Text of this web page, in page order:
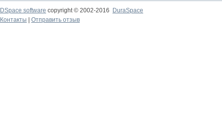
DSpace software copyright © 2002-2016
DuraSpace
Контакты
Отправить отзыв